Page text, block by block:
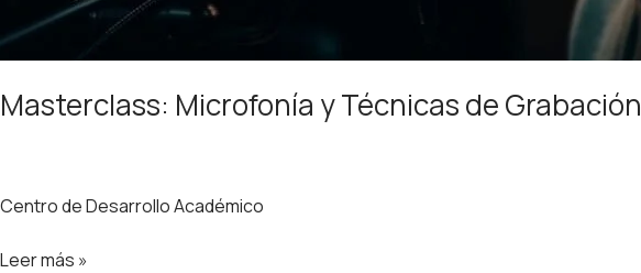
Masterclass: Microfonía y Técnicas de Grabación
Centro de Desarrollo Académico
Leer más »